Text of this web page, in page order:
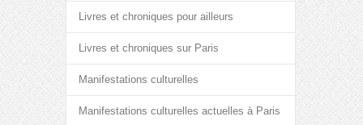
Livres et chroniques pour ailleurs
Livres et chroniques sur Paris
Manifestations culturelles
Manifestations culturelles actuelles à Paris